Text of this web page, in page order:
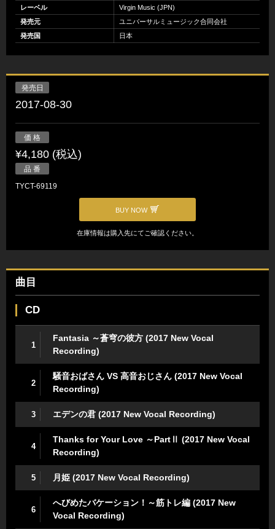
レーベル
Virgin Music (JPN)
発売元
ユニバーサルミュージック合同会社
発売国
日本
発売日
2017-08-30
価 格
¥4,180 (税込)
品 番
TYCT-69119
BUY NOW
在庫情報は購入先にてご確認ください。
曲目
CD
1
Fantasia ～蒼穹の彼方 (2017 New Vocal
Recording)
2
騒音おばさん VS 高音おじさん (2017 New Vocal
Recording)
3 エデンの君 (2017 New Vocal Recording)
4
Thanks for Your Love ～PartⅡ (2017 New Vocal
Recording)
5 月姫 (2017 New Vocal Recording)
6
へびめたバケーション！～筋トレ編 (2017 New
Vocal Recording)